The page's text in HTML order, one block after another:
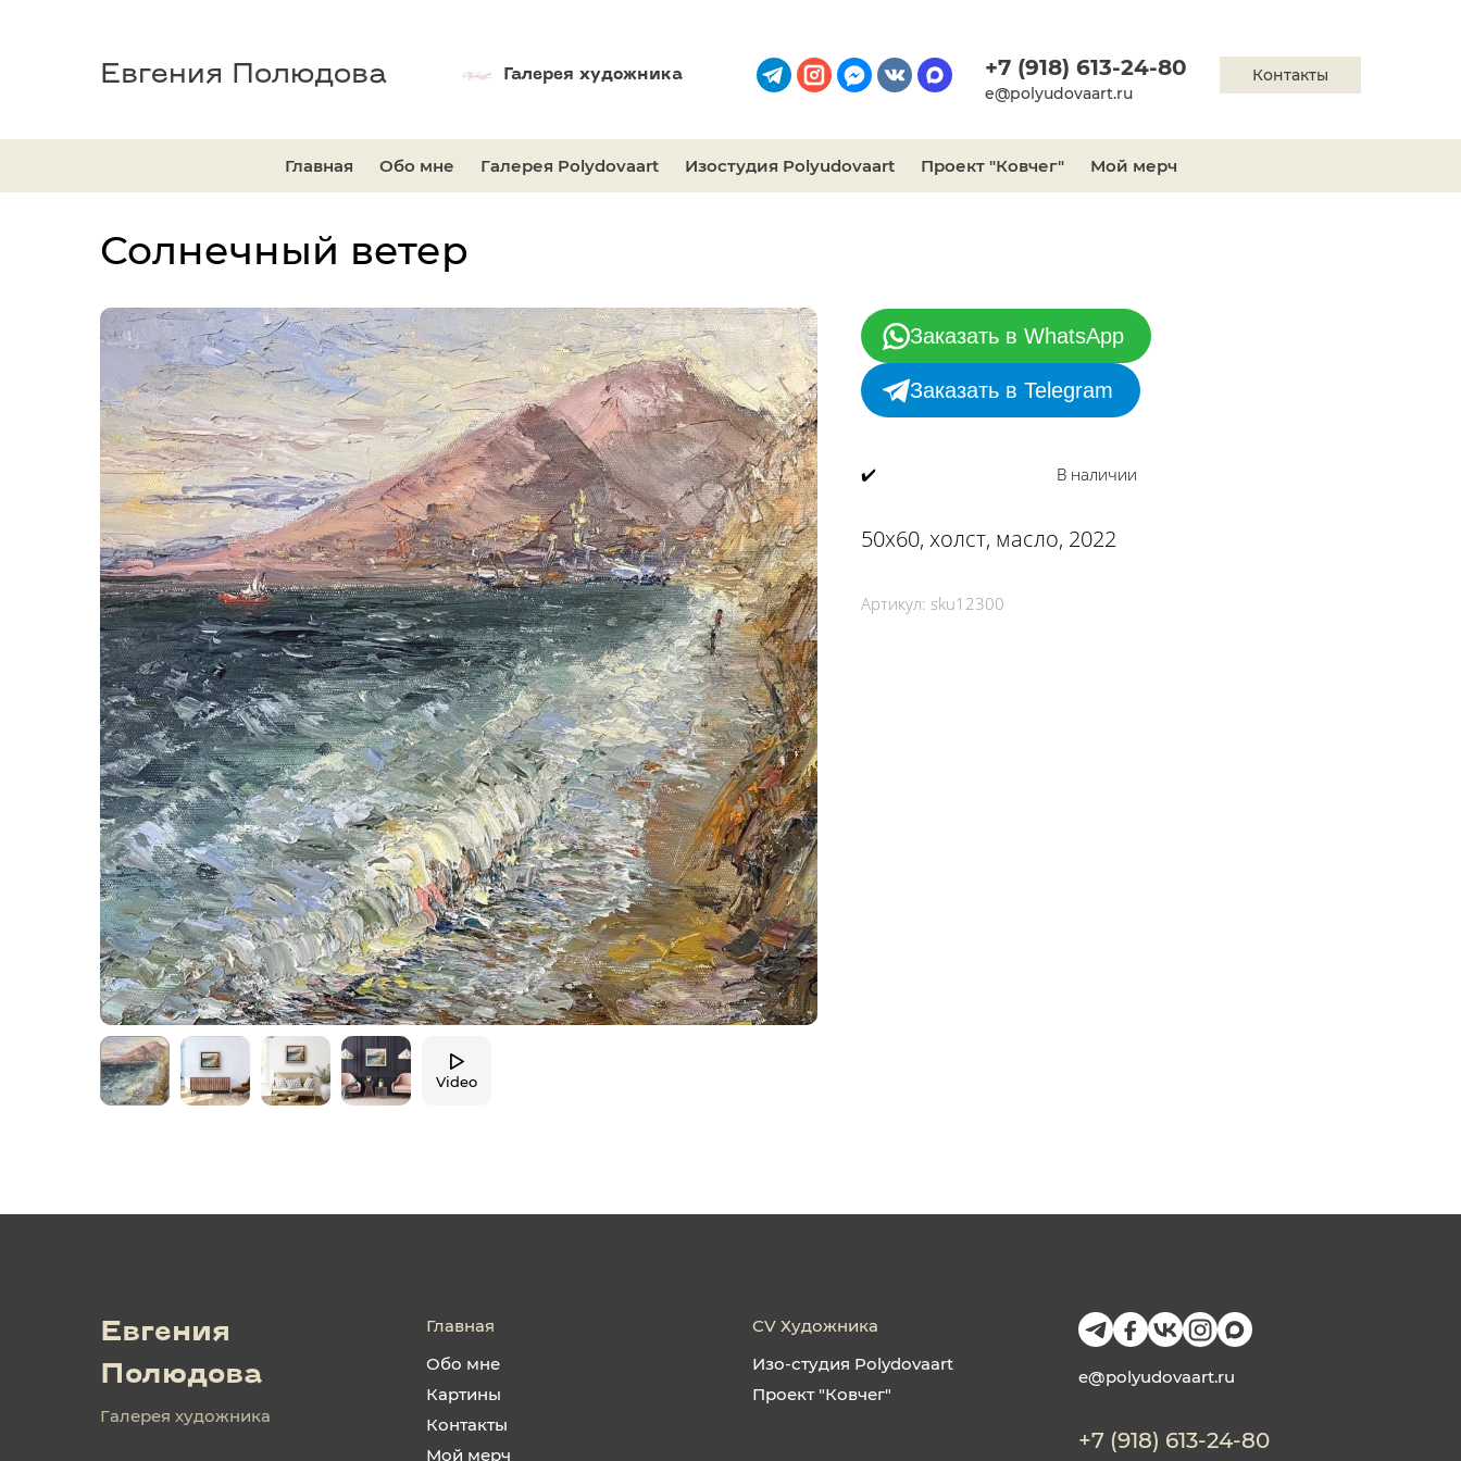
Евгения Полюдова Галерея художника +7 (918) 613-24-80
e@polyudovaart.ru
Контакты
Главная Обо мне Галерея Polydovaart Изостудия Polyudovaart Проект "Ковчег" Мой мерч
Солнечный ветер
Video
Заказать в WhatsApp
Заказать в Telegram
✔️ В наличии
50х60, холст, масло, 2022
Артикул: sku12300
Евгения
Полюдова
Галерея художника
Главная
Обо мне
Картины
Контакты
Мой мерч
CV Художника
Изо-студия Polydovaart
Проект "Ковчег"
e@polyudovaart.ru
+7 (918) 613-24-80